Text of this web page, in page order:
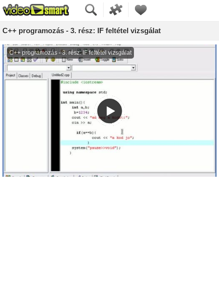
C++ programozás - 3. rész: IF feltétel vizsgálat